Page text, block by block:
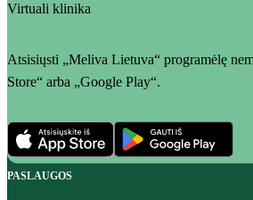
Virtuali klinika
Atsisiųsti „Meliva Lietuva“ programėlę
Store“ arba „Google Play“.
PASLAUGOS